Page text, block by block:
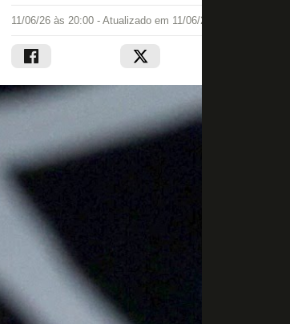
11/06/26 às 20:00 - Atualizado em 11/06/26 às 20:00